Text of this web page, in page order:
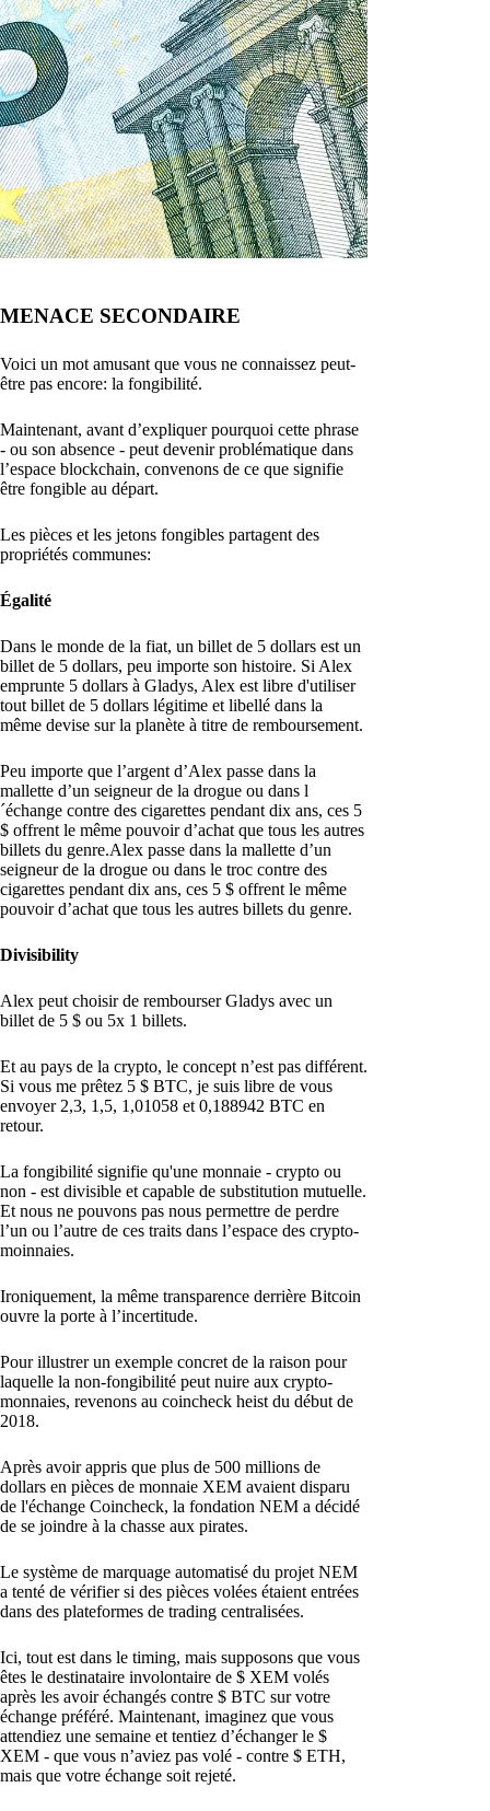
MENACE SECONDAIRE
Voici un mot amusant que vous ne connaissez peut-
être pas encore: la fongibilité.
Maintenant, avant d’expliquer pourquoi cette phrase
- ou son absence - peut devenir problématique dans
l’espace blockchain, convenons de ce que signifie
être fongible au départ.
Les pièces et les jetons fongibles partagent des
propriétés communes:
Égalité
Dans le monde de la fiat, un billet de 5 dollars est un
billet de 5 dollars, peu importe son histoire. Si Alex
emprunte 5 dollars à Gladys, Alex est libre d'utiliser
tout billet de 5 dollars légitime et libellé dans la
même devise sur la planète à titre de remboursement.
Peu importe que l’argent d’Alex passe dans la
mallette d’un seigneur de la drogue ou dans l
´échange contre des cigarettes pendant dix ans, ces 5
$ offrent le même pouvoir d’achat que tous les autres
billets du genre.Alex passe dans la mallette d’un
seigneur de la drogue ou dans le troc contre des
cigarettes pendant dix ans, ces 5 $ offrent le même
pouvoir d’achat que tous les autres billets du genre.
Divisibility
Alex peut choisir de rembourser Gladys avec un
billet de 5 $ ou 5x 1 billets.
Et au pays de la crypto, le concept n’est pas différent.
Si vous me prêtez 5 $ BTC, je suis libre de vous
envoyer 2,3, 1,5, 1,01058 et 0,188942 BTC en
retour.
La fongibilité signifie qu'une monnaie - crypto ou
non - est divisible et capable de substitution mutuelle.
Et nous ne pouvons pas nous permettre de perdre
l’un ou l’autre de ces traits dans l’espace des crypto-
moinnaies.
Ironiquement, la même transparence derrière Bitcoin
ouvre la porte à l’incertitude.
Pour illustrer un exemple concret de la raison pour
laquelle la non-fongibilité peut nuire aux crypto-
monnaies, revenons au coincheck heist du début de
2018.
Après avoir appris que plus de 500 millions de
dollars en pièces de monnaie XEM avaient disparu
de l'échange Coincheck, la fondation NEM a décidé
de se joindre à la chasse aux pirates.
Le système de marquage automatisé du projet NEM
a tenté de vérifier si des pièces volées étaient entrées
dans des plateformes de trading centralisées.
Ici, tout est dans le timing, mais supposons que vous
êtes le destinataire involontaire de $ XEM volés
après les avoir échangés contre $ BTC sur votre
échange préféré. Maintenant, imaginez que vous
attendiez une semaine et tentiez d’échanger le $
XEM - que vous n’aviez pas volé - contre $ ETH,
mais que votre échange soit rejeté.